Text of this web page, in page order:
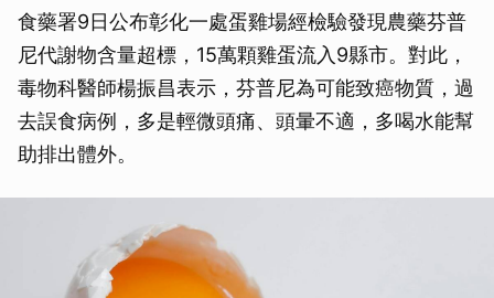
食藥署9日公布彰化一處蛋雞場經檢驗發現農藥芬普
尼代謝物含量超標，15萬顆雞蛋流入9縣市。對此，
毒物科醫師楊振昌表示，芬普尼為可能致癌物質，過
去誤食病例，多是輕微頭痛、頭暈不適，多喝水能幫
助排出體外。